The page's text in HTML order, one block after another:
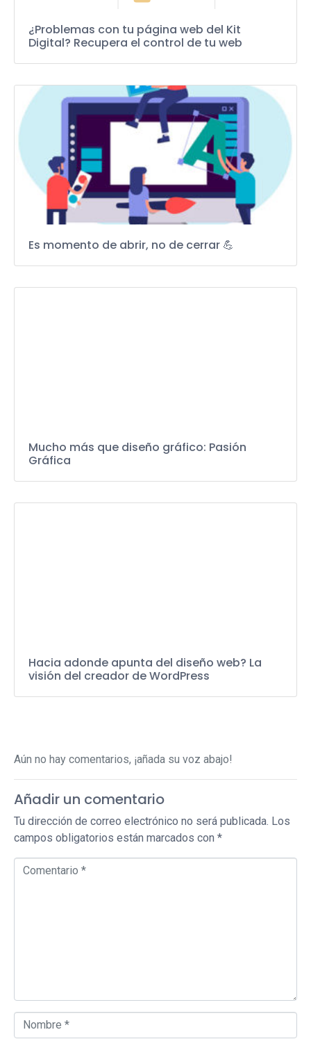
¿Problemas con tu página web del Kit
Digital? Recupera el control de tu web
Es momento de abrir, no de cerrar 💪
Mucho más que diseño gráfico: Pasión
Gráfica
Hacia adonde apunta del diseño web? La
visión del creador de WordPress
Aún no hay comentarios, ¡añada su voz abajo!
Añadir un comentario
Tu dirección de correo electrónico no será publicada. Los
campos obligatorios están marcados con *
Comentario *
Nombre *